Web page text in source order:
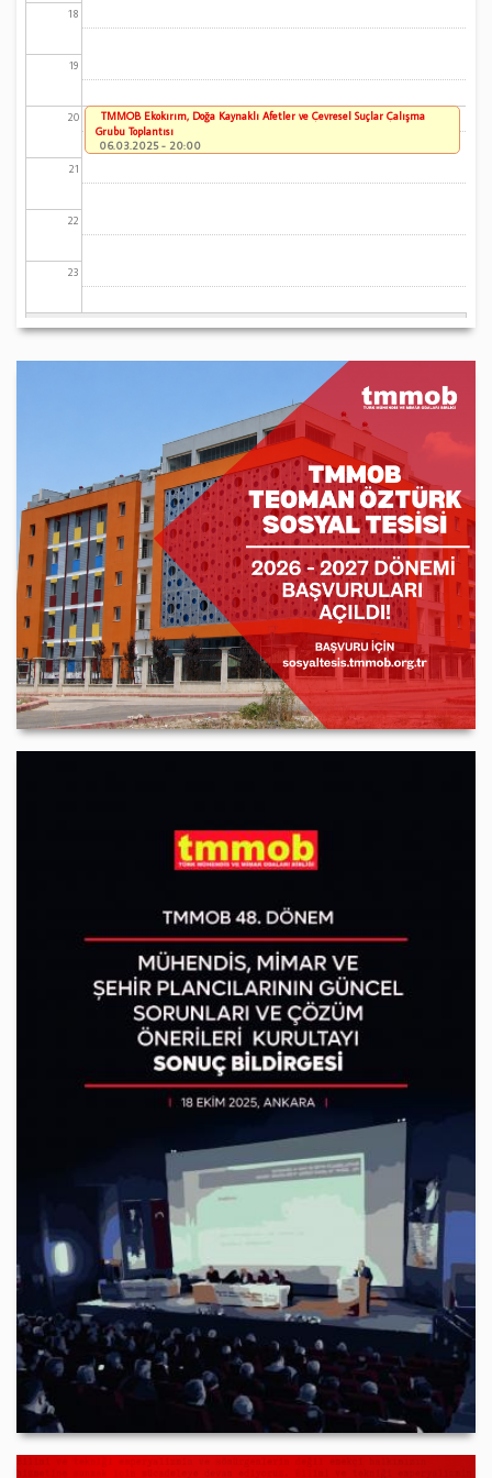
18
19
20
21
22
23
TMMOB Ekokırım, Doğa Kaynaklı Afetler ve Çevresel Suçlar Çalışma
Grubu Toplantısı
06.03.2025 - 20:00